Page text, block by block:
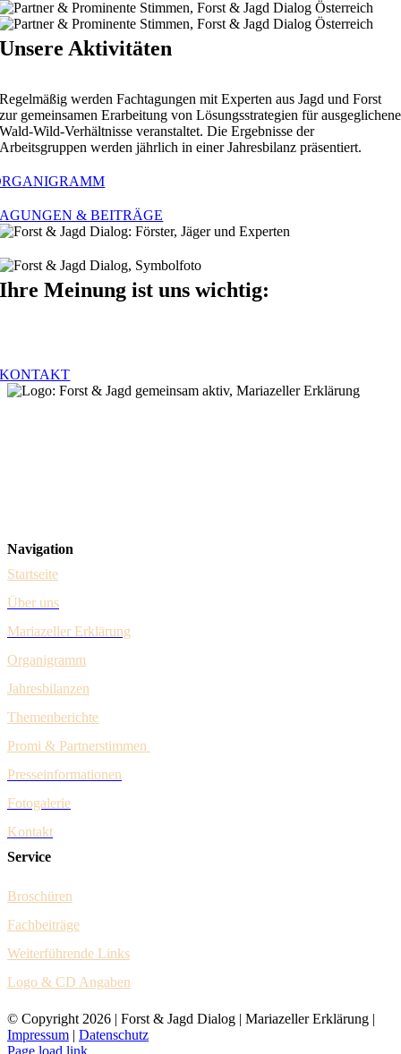
Unsere Aktivitäten
Regelmäßig werden Fachtagungen mit Experten aus Jagd und Forst
zur gemeinsamen Erarbeitung von Lösungsstrategien für ausgeglichene
Wald-Wild-Verhältnisse veranstaltet. Die Ergebnisse der
Arbeitsgruppen werden jährlich in einer Jahresbilanz präsentiert.
& BEITRÄGE
Ihre Meinung ist uns wichtig:
KONTAKT
Navigation
Startseite
Über uns
Mariazeller Erklärung
Organigramm
Jahresbilanzen
Themenberichte
Promi & Partnerstimmen
Presseinformationen
Fotogalerie
Kontakt
Service
Broschüren
Fachbeiträge
Weiterführende Links
Logo & CD Angaben
© Copyright 2026 | Forst & Jagd Dialog | Mariazeller Erklärung |
Impressum | Datenschutz